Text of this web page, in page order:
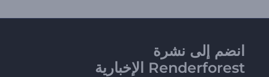
انضم إلى نشرة
Renderforest الإخبارية